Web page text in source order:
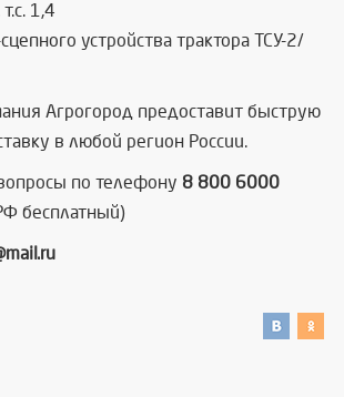
1,4
устройства трактора ТСУ-2/
Агрогород предоставит быструю
в любой регион России.
по телефону 8 800 6000
бесплатный)